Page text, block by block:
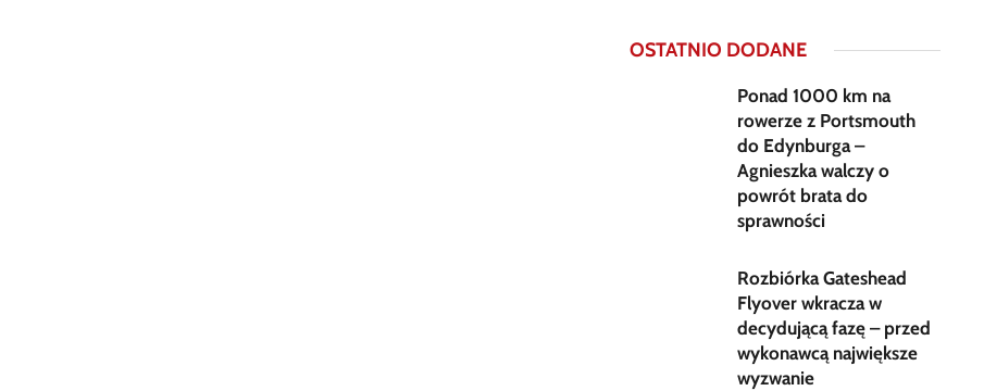
OSTATNIO DODANE
Ponad 1000 km na
rowerze z Portsmouth
do Edynburga –
Agnieszka walczy o
powrót brata do
sprawności
Rozbiórka Gateshead
Flyover wkracza w
decydującą fazę – przed
wykonawcą największe
wyzwanie